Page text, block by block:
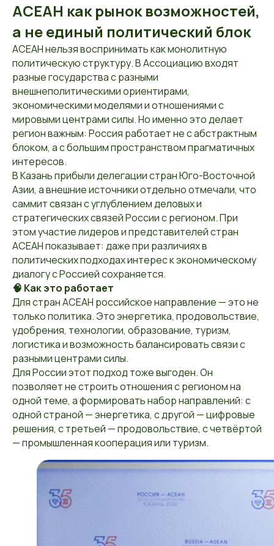
АСЕАН как рынок возможностей,
а не единый политический блок
АСЕАН нельзя воспринимать как монолитную
политическую структуру. В Ассоциацию входят
разные государства с разными
внешнеполитическими ориентирами,
экономическими моделями и отношениями с
мировыми центрами силы. Но именно это делает
регион важным: Россия работает не с абстрактным
блоком, а с большим пространством прагматичных
интересов.
В Казань прибыли делегации стран Юго-Восточной
Азии, а внешние источники отдельно отмечали, что
саммит связан с углублением деловых и
стратегических связей России с регионом. При
этом участие лидеров и представителей стран
АСЕАН показывает: даже при различиях в
политических подходах интерес к экономическому
диалогу с Россией сохраняется.
🧠 Как это работает
Для стран АСЕАН российское направление — это не
только политика. Это энергетика, продовольствие,
удобрения, технологии, образование, туризм,
логистика и возможность балансировать связи с
разными центрами силы.
Для России этот подход тоже выгоден. Он
позволяет не строить отношения с регионом на
одной теме, а формировать набор направлений: с
одной страной — энергетика, с другой — цифровые
решения, с третьей — продовольствие, с четвёртой
— промышленная кооперация или туризм.